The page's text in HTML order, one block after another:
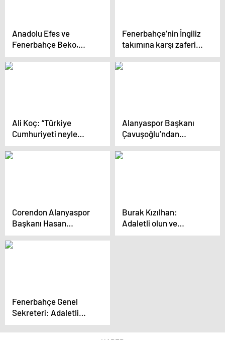
Anadolu Efes ve
Fenerbahçe Beko,
Türkiye Kupası
finalinde karşı karşıya
Fenerbahçe’nin İngiliz
takımına karşı zaferini
anlatan film galası
yapıldı
Ali Koç: “Türkiye
Cumhuriyeti neyle
mücadele ediyorsa,
Fenerbahçe hep ön
Alanyaspor Başkanı
Çavuşoğlu’ndan
Fenerbahçe maçındaki
hakem kararlarına
Corendon Alanyaspor
Başkanı Hasan
Çavuşoğlu: Hakem
Hataları Sonuca
Burak Kızılhan:
Adaletli olun ve
maçları hakkaniyetli
Fenerbahçe Genel
Sekreteri: Adaletli
Olun ve Maçları
Hakkaniyetli Yönetin